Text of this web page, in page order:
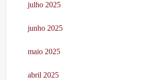
julho 2025
junho 2025
maio 2025
abril 2025